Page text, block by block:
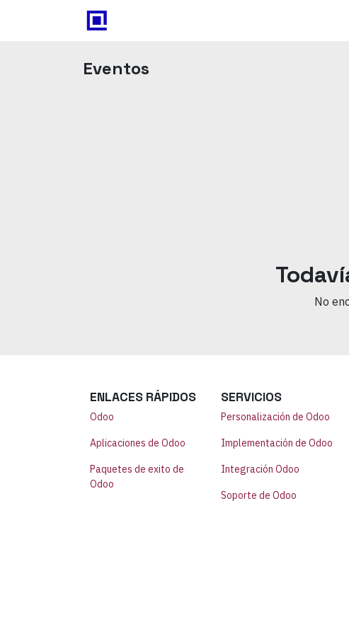
Eventos
No
ENLACES RÁPIDOS
Odoo
Aplicaciones de Odoo
Paquetes de exito de
Odoo
SERVICIOS
Personalización de Odoo
Implementación de Odoo
Integración Odoo
Soporte de Odoo